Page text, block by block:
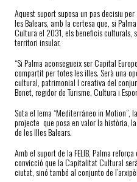
Aquest suport suposa un pas decisiu
les Balears, amb la certesa que, si
Cultura el 2031, els beneficis culturals,
territori insular.
“Si Palma aconsegueix ser Capital
compartit per totes les illes. Serà una
cultural, patrimonial I creativa del
Bonet, regidor de Turisme, Cultura i
Sota el lema “Mediterráneo in Motion”,
projecte que posa en valor la història,
de les Illes Balears.
Amb el suport de la FELIB, Palma
convicció que la Capitalitat Cultural
ciutat, sinó també al conjunto de